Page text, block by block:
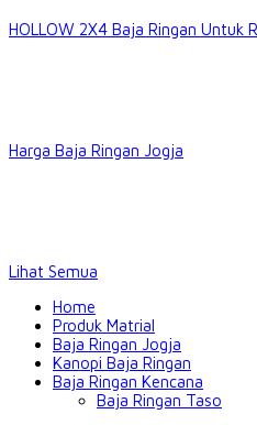
HOLLOW 2X4 Baja Ringan Untuk
Harga Baja Ringan Jogja
Lihat Semua
Home
Produk Matrial
Baja Ringan Jogja
Kanopi Baja Ringan
Baja Ringan Kencana
Baja Ringan Taso